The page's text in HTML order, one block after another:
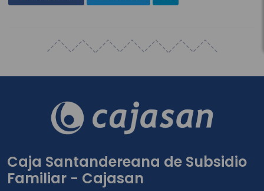
Caja Santandereana de Subsidio
Familiar - Cajasan